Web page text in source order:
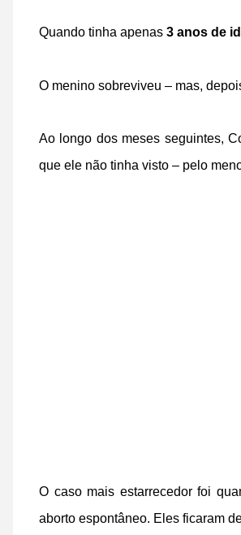
Quando tinha apenas 3 anos de
O menino sobreviveu – mas,
Ao longo dos meses seguintes,
que ele não tinha visto – pelo
O caso mais estarrecedor foi
aborto espontâneo. Eles ficaram